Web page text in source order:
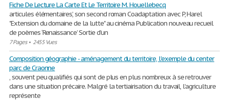
Fiche De Lecture La Carte Et Le Territoire M. Houellebecq
articules élémentaires’, son second roman Coadaptation avec P, Harel
"Extension du domaine de la lutte" au cinéma Publication nouveau recueil
de poèmes ‘Renaissance’ Sortie d’un
7 Pages• 2455 Vues
Composition géographie - aménagement du territoire, l'exemple du center
parc de Craonne
, souvent peu qualifiés qui sont de plus en plus nombreux à se retrouver
dans une situation précaire. Malgré la tertiairisation du travail, l’agriculture
représente